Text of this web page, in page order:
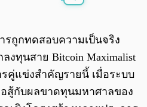
รถูกทดสอบความเป็นจริง
งทุนสาย Bitcoin Maximalist
รคู่แข่งสำคัญรายนี้ เมื่อระบบ
อสู้กับผลขาดทุนมหาศาลของ